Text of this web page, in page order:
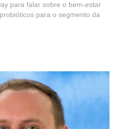
para falar sobre o bem-estar
para o segmento da